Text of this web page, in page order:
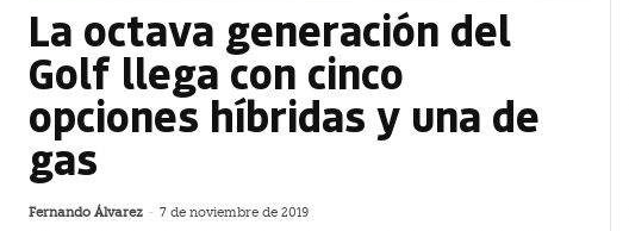
La octava generación del
Golf llega con cinco
opciones híbridas y una de
gas
Fernando Álvarez - 7 de noviembre de 2019